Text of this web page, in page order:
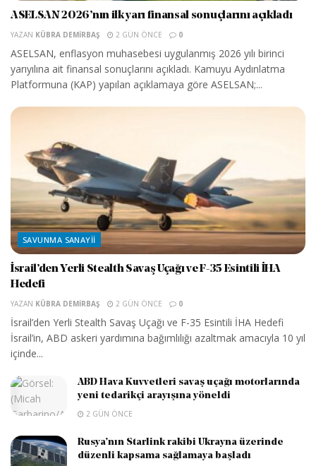
ASELSAN 2026’nın ilk yarı finansal sonuçlarını açıkladı
YAZAN KÜBRA DEMIRBAŞ 2 GÜN ÖNCE 0
ASELSAN, enflasyon muhasebesi uygulanmış 2026 yılı birinci
yarıyılına ait finansal sonuçlarını açıkladı. Kamuyu Aydınlatma
Platformuna (KAP) yapılan açıklamaya göre ASELSAN;...
SAVUNMA SANAYII
İsrail’den Yerli Stealth Savaş Uçağı ve F-35 Esintili İHA
Hedefi
YAZAN KÜBRA DEMIRBAŞ 2 GÜN ÖNCE 0
İsrail’den Yerli Stealth Savaş Uçağı ve F-35 Esintili İHA Hedefi
İsrail’in, ABD askeri yardımına bağımlılığı azaltmak amacıyla 10 yıl
içinde...
ABD Hava Kuvvetleri savaş uçağı motorlarında
yeni tedarikçi arayışına yöneldi
2 GÜN ÖNCE
Rusya’nın Starlink rakibi Ukrayna üzerinde
düzenli kapsama sağlamaya başladı